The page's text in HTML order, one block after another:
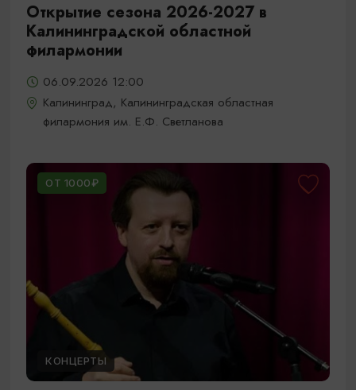
Открытие сезона 2026-2027 в
Калининградской областной
филармонии
06.09.2026 12:00
Калининград, Калининградская областная
филармония им. Е.Ф. Светланова
ОТ 1000₽
КОНЦЕРТЫ